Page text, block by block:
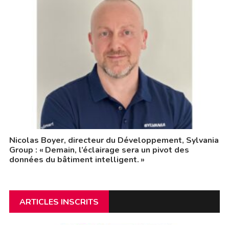
Nicolas Boyer, directeur du Développement, Sylvania
Group : « Demain, l’éclairage sera un pivot des
données du bâtiment intelligent. »
ARTICLES INSCRITS